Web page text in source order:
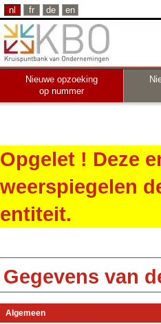
nl fr de en
Nieuwe opzoeking
op nummer
Opgelet ! Deze
weerspiegelen
entiteit.
Gegevens van
Algemeen